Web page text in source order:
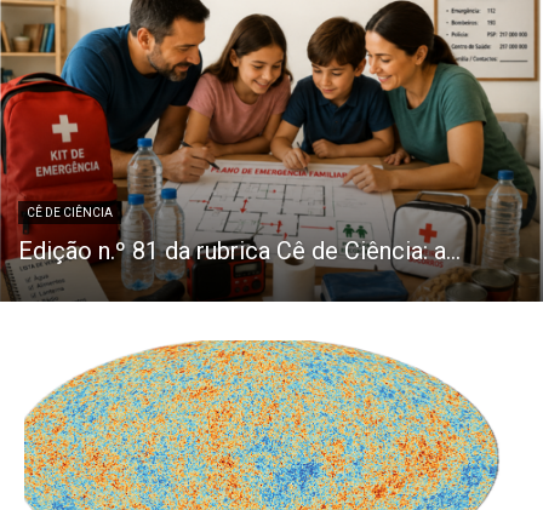
CÊ DE CIÊNCIA
Edição n.º 81 da rubrica Cê de Ciência: a...